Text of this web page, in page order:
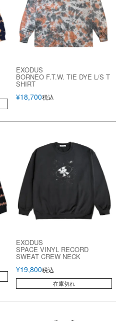
EXODUS
BORNEO F.T.W. TIE DYE L/S T
SHIRT
¥18,700税込
EXODUS
SPACE VINYL RECORD
SWEAT CREW NECK
¥19,800税込
在庫切れ